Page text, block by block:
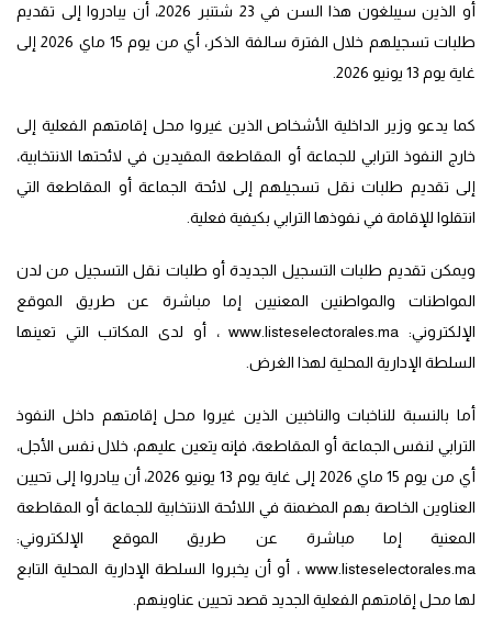
أو الذين سيبلغون هذا السن في 23 شتنبر 2026، أن يبادروا إلى تقديم
طلبات تسجيلهم خلال الفترة سالفة الذكر، أي من يوم 15 ماي 2026 إلى
غاية يوم 13 يونيو 2026.
كما يدعو وزير الداخلية الأشخاص الذين غيروا محل إقامتهم الفعلية إلى
خارج النفوذ الترابي للجماعة أو المقاطعة المقيدين في لائحتها الانتخابية،
إلى تقديم طلبات نقل تسجيلهم إلى لائحة الجماعة أو المقاطعة التي
انتقلوا للإقامة في نفوذها الترابي بكيفية فعلية.
ويمكن تقديم طلبات التسجيل الجديدة أو طلبات نقل التسجيل من لدن
المواطنات والمواطنين المعنيين إما مباشرة عن طريق الموقع
الإلكتروني: www.listeselectorales.ma ، أو لدى المكاتب التي تعينها
السلطة الإدارية المحلية لهذا الغرض.
أما بالنسبة للناخبات والناخبين الذين غيروا محل إقامتهم داخل النفوذ
الترابي لنفس الجماعة أو المقاطعة، فإنه يتعين عليهم، خلال نفس الأجل،
أي من يوم 15 ماي 2026 إلى غاية يوم 13 يونيو 2026، أن يبادروا إلى تحيين
العناوين الخاصة بهم المضمنة في اللائحة الانتخابية للجماعة أو المقاطعة
المعنية إما مباشرة عن طريق الموقع الإلكتروني:
www.listeselectorales.ma ، أو أن يخبروا السلطة الإدارية المحلية التابع
لها محل إقامتهم الفعلية الجديد قصد تحيين عناوينهم.